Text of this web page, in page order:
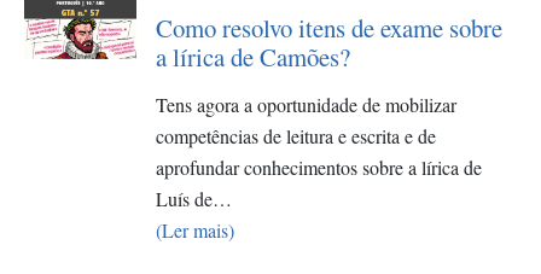
Como resolvo itens de exame sobre
a lírica de Camões?
Tens agora a oportunidade de mobilizar
competências de leitura e escrita e de
aprofundar conhecimentos sobre a lírica de
Luís de…
(Ler mais)